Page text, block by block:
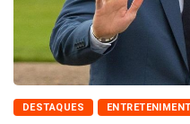
DESTAQUES